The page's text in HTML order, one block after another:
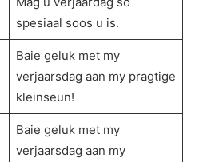
spesiaal soos u is.
Baie geluk met my
verjaarsdag aan my pragtige
kleinseun!
Baie geluk met my
verjaarsdag aan my